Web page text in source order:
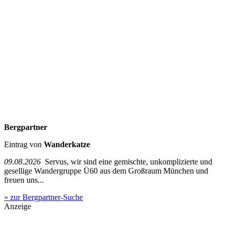
Bergpartner
Eintrag von Wanderkatze
09.08.2026 Servus, wir sind eine gemischte, unkomplizierte und
gesellige Wandergruppe Ü60 aus dem Großraum München und
freuen uns...
» zur Bergpartner-Suche
Anzeige